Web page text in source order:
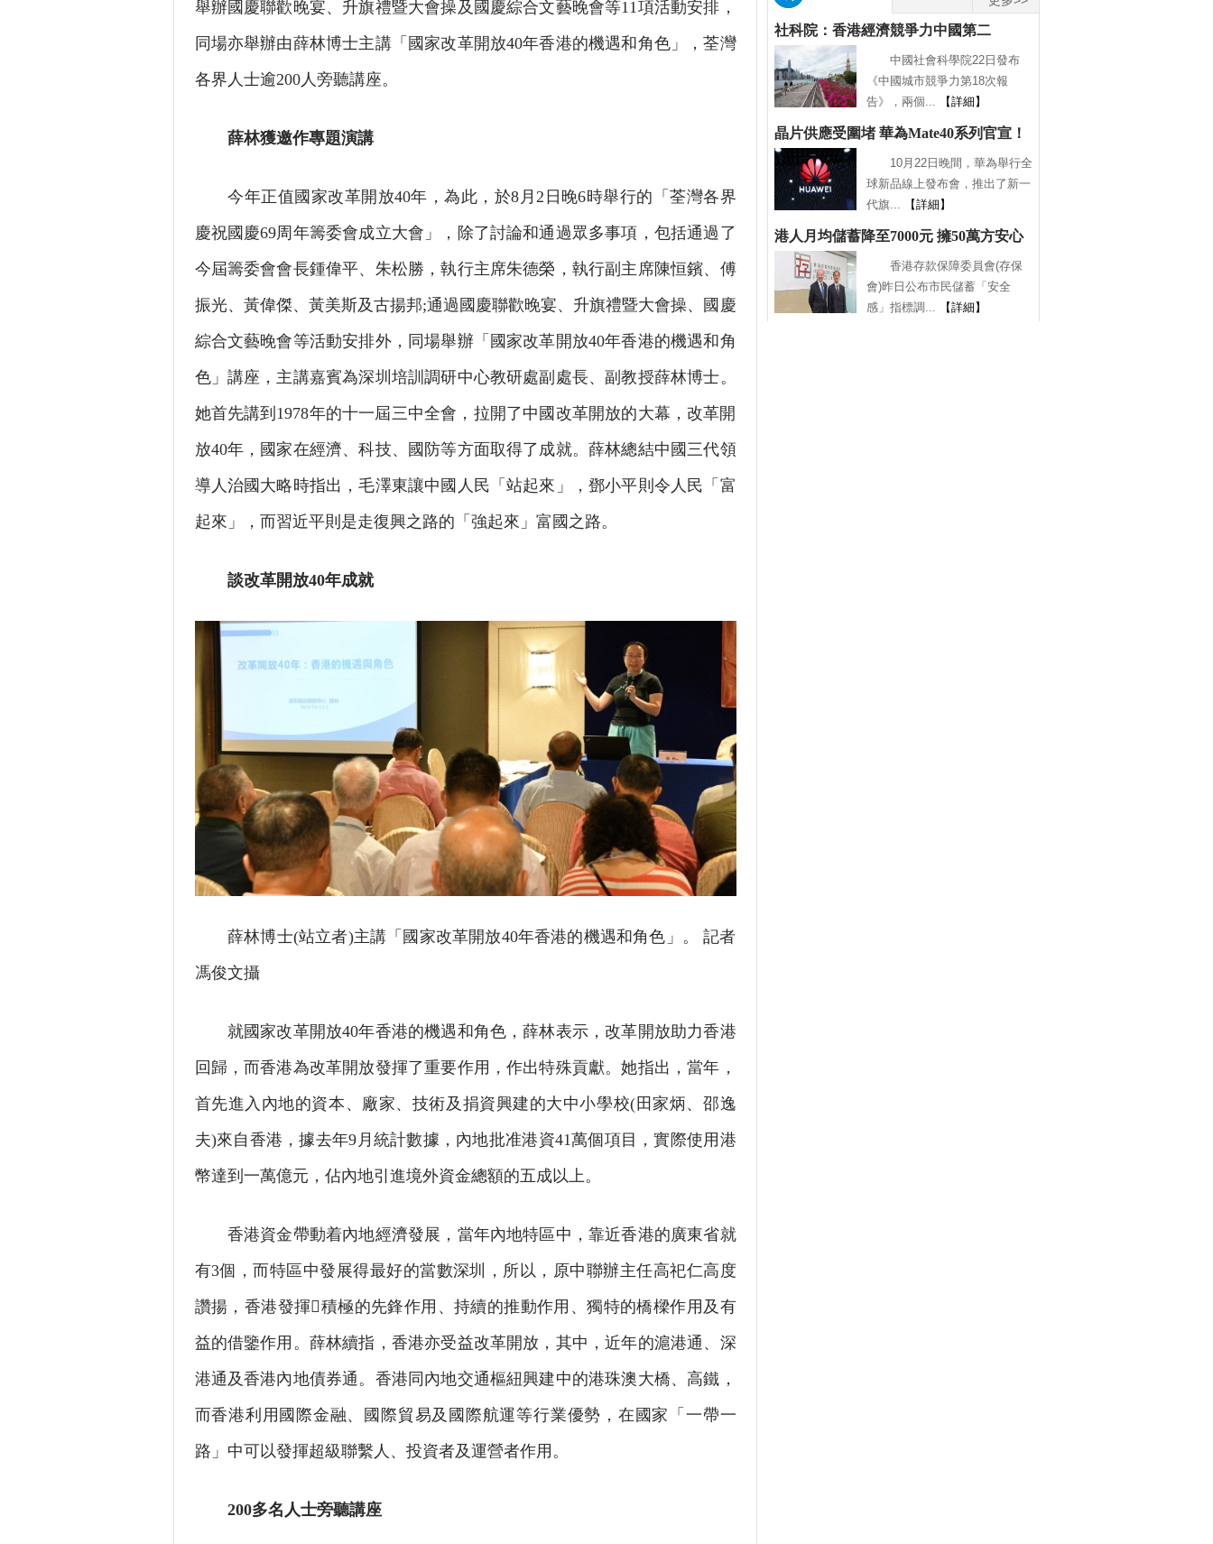
舉辦國慶聯歡晚宴、升旗禮暨大會操及國慶綜合文藝晚會等11項活動安排，
同場亦舉辦由薛林博士主講「國家改革開放40年香港的機遇和角色」，荃灣
各界人士逾200人旁聽講座。
薛林獲邀作專題演講
今年正值國家改革開放40年，為此，於8月2日晚6時舉行的「荃灣各界
慶祝國慶69周年籌委會成立大會」，除了討論和通過眾多事項，包括通過了
今屆籌委會會長鍾偉平、朱松勝，執行主席朱德榮，執行副主席陳恒鑌、傅
振光、黃偉傑、黃美斯及古揚邦;通過國慶聯歡晚宴、升旗禮暨大會操、國慶
綜合文藝晚會等活動安排外，同場舉辦「國家改革開放40年香港的機遇和角
色」講座，主講嘉賓為深圳培訓調研中心教研處副處長、副教授薛林博士。
她首先講到1978年的十一屆三中全會，拉開了中國改革開放的大幕，改革開
放40年，國家在經濟、科技、國防等方面取得了成就。薛林總結中國三代領
導人治國大略時指出，毛澤東讓中國人民「站起來」，鄧小平則令人民「富
起來」，而習近平則是走復興之路的「強起來」富國之路。
談改革開放40年成就
薛林博士(站立者)主講「國家改革開放40年香港的機遇和角色」。 記者
馮俊文攝
就國家改革開放40年香港的機遇和角色，薛林表示，改革開放助力香港
回歸，而香港為改革開放發揮了重要作用，作出特殊貢獻。她指出，當年，
首先進入內地的資本、廠家、技術及捐資興建的大中小學校(田家炳、邵逸
夫)來自香港，據去年9月統計數據，內地批准港資41萬個項目，實際使用港
幣達到一萬億元，佔內地引進境外資金總額的五成以上。
香港資金帶動着內地經濟發展，當年內地特區中，靠近香港的廣東省就
有3個，而特區中發展得最好的當數深圳，所以，原中聯辦主任高祀仁高度
讚揚，香港發揮積極的先鋒作用、持續的推動作用、獨特的橋樑作用及有
益的借鑒作用。薛林續指，香港亦受益改革開放，其中，近年的滬港通、深
港通及香港內地債券通。香港同內地交通樞紐興建中的港珠澳大橋、高鐵，
而香港利用國際金融、國際貿易及國際航運等行業優勢，在國家「一帶一
路」中可以發揮超級聯繫人、投資者及運營者作用。
200多名人士旁聽講座